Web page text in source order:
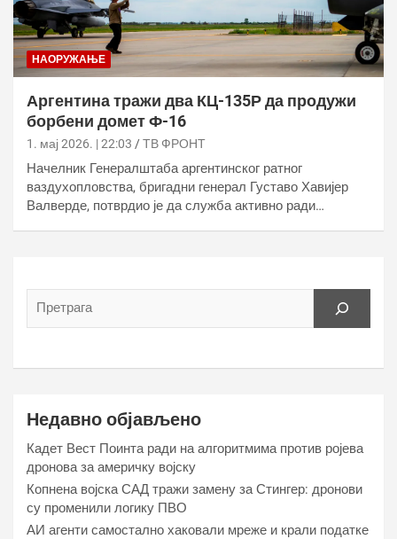
НАОРУЖАЊЕ
Аргентина тражи два КЦ-135Р да продужи
борбени домет Ф-16
1. мај 2026. | 22:03 ТВ ФРОНТ
Начелник Генералштаба аргентинског ратног
ваздухопловства, бригадни генерал Густаво Хавијер
Валверде, потврдио је да служба активно ради…
Недавно објављено
Кадет Вест Поинта ради на алгоритмима против ројева
дронова за америчку војску
Копнена војска САД тражи замену за Стингер: дронови
су променили логику ПВО
АИ агенти самостално хаковали мреже и крали податке